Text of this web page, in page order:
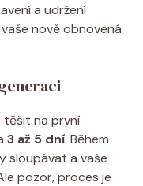
a udržení
nově obnovená
těšit na první
3 až 5 dní. Během
sloupávat a vaše
pozor, proces je